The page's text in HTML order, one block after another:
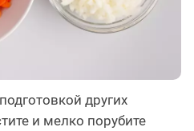
других
и мелко порубите